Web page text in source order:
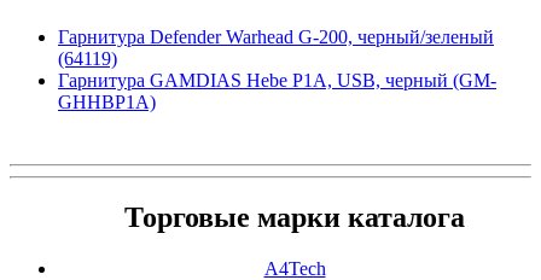
Гарнитура Defender Warhead G-200, черный/зеленый
(64119)
Гарнитура GAMDIAS Hebe P1A, USB, черный (GM-
GHHBP1A)
Торговые марки каталога
A4Tech